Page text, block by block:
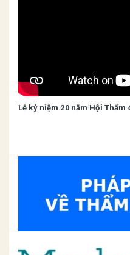
Lễ kỷ niệm 20 năm Hội